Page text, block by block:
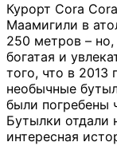
Курорт Cora
Маамигили в
250 метров – но,
богатая и
того, что в 2013
необычные
были погребены
Бутылки отдали
интересная